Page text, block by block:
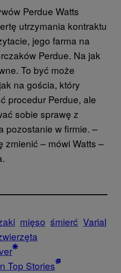
Perdue Watts
utrzymania kontraktu
jego farma na
Perdue. Na jak
To być może
na gościa, który
procedur Perdue, ale
sobie sprawę z
pozostanie w firmie. –
zmienić – mówi Watts –
mięso śmierć Varial
Top Stories